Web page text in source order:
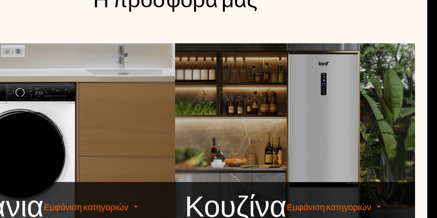
Εμφάνιση κατηγοριών ΚουζίναΕμφάνιση κατηγοριών